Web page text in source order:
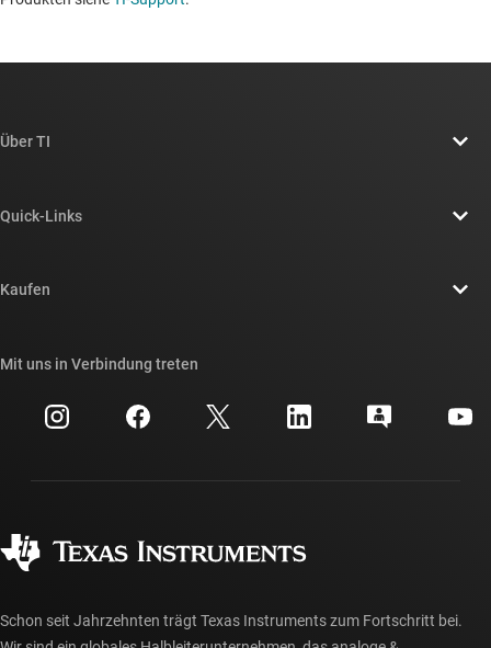
Über TI
Newsroom
Investorenbeziehungen
Fertigung
Quick-Links
Querverweis-Suche
Kundensupportzentrum
myTI-Konto FAQs
Kaufen
Häufig gestellte Fragen zu Bestellungen
Mit uns in Verbindung treten
Schon seit Jahrzehnten trägt Texas Instruments zum Fortschritt bei.